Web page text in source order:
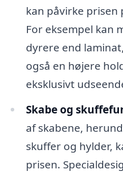
kan påvirke prisen
For eksempel kan
dyrere end
også en højere
eksklusivt
Skabe og
af skabene,
skuffer og hylder,
prisen.